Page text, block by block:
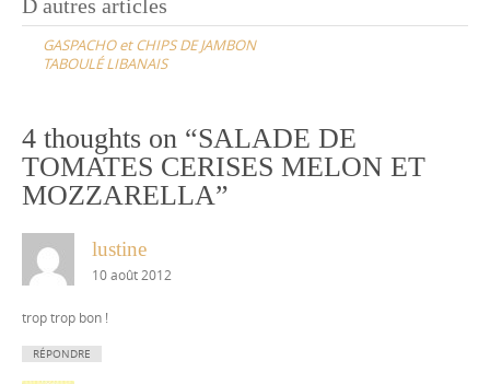
Post
navigation
D autres articles
GASPACHO et CHIPS DE JAMBON
TABOULÉ LIBANAIS
4 thoughts on “SALADE DE
TOMATES CERISES MELON ET
MOZZARELLA”
lustine
10 août 2012
trop trop bon !
RÉPONDRE